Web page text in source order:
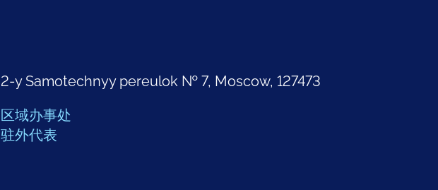
2-y Samotechnyy pereulok № 7, Moscow, 127473
区域办事处
驻外代表